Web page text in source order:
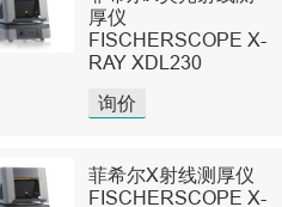
厚仪
FISCHERSCOPE X-
RAY XDL230
询价
菲希尔X射线测厚仪
FISCHERSCOPE X-